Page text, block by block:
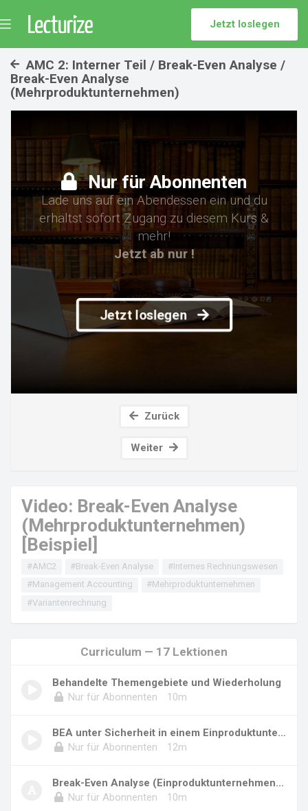
Jetzt loslegen
AMC 2: Interner Teil / Break-Even Analyse /
Break-Even Analyse
(Mehrproduktunternehmen)
Nur für Abonnenten
Lade uns auf ein Abendessen ein und du
erhältst sofort Zugang zu diesem Kurs &
mehr!
Jetzt ab nur !
Jetzt loslegen
Zurück
Weiter
Video: Break-Even Analyse
(Mehrproduktunternehmen)
[Beispiel]
#AMC2 #Break-Even Analyse
#Internes Rechnungswesen
#Management Accounting
#Mehrproduktunternehmen
#Variantenrechnung
Curriculum — 17 Lektionen
Behandelte Themengebiete und Wiederholung
Nur für Abonnenten
10m
BEA unter Sicherheit in einem Einproduktunter...
Nur für Abonnenten
12m
Break-Even Analyse (Einproduktunternehmen) [B...
Nur für Abonnenten
10m